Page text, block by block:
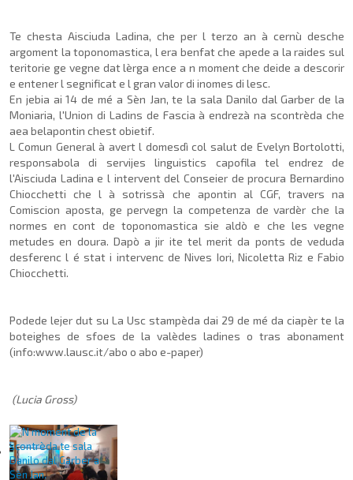
Te chesta Aisciuda Ladina, che per l terzo an à cernù desche
argoment la toponomastica, l era benfat che apede a la raides sul
teritorie ge vegne dat lèrga ence a n moment che deide a descorir
e entener l segnificat e l gran valor di inomes di lesc.
En jebia ai 14 de mé a Sèn Jan, te la sala Danilo dal Garber de la
Moniaria, l'Union di Ladins de Fascia à endrezà na scontrèda che
aea belapontin chest obietif.
L Comun General à avert l domesdì col salut de Evelyn Bortolotti,
responsabola di servijes linguistics capofila tel endrez de
l'Aisciuda Ladina e l intervent del Conseier de procura Bernardino
Chiocchetti che l à sotrissà che apontin al CGF, travers na
Comiscion aposta, ge pervegn la competenza de vardèr che la
normes en cont de toponomastica sie aldò e che les vegne
metudes en doura. Dapò a jir ite tel merit da ponts de veduda
desferenc l é stat i intervenc de Nives Iori, Nicoletta Riz e Fabio
Chiocchetti.
Podede lejer dut su La Usc stampèda dai 29 de mé da ciapèr te la
boteighes de sfoes de la valèdes ladines o tras abonament
(info:www.lausc.it/abo o abo e-paper)
(Lucia Gross)